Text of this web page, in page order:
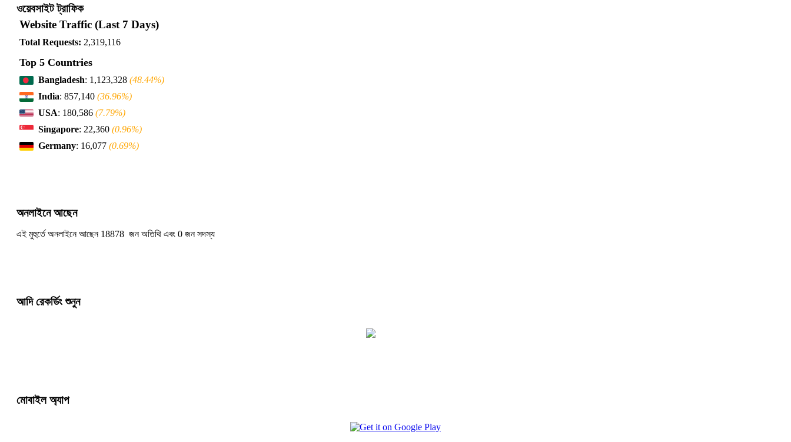
ওয়েবসাইট ট্রাফিক
Website Traffic (Last 7 Days)
Total Requests: 2,319,116
Top 5 Countries
Bangladesh: 1,123,328 (48.44%)
India: 857,140 (36.96%)
USA: 180,586 (7.79%)
Singapore: 22,360 (0.96%)
Germany: 16,077 (0.69%)
অনলাইনে আছেন
এই মুহুর্তে অনলাইনে আছেন 18878 জন অতিথি এবং 0 জন সদস্য
আদি রেকর্ডিং শুনুন
মোবাইল অ্যাপ